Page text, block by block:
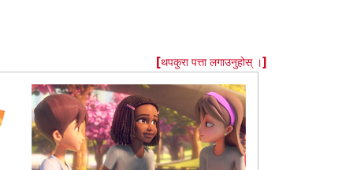
[थपकुरा पत्ता लगाउनुहोस् ।]